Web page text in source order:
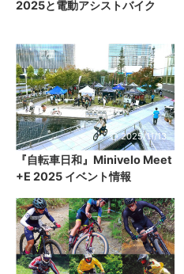
2025と電動アシストバイク
2025/11/13
『自転車日和』Minivelo Meet
+E 2025 イベント情報